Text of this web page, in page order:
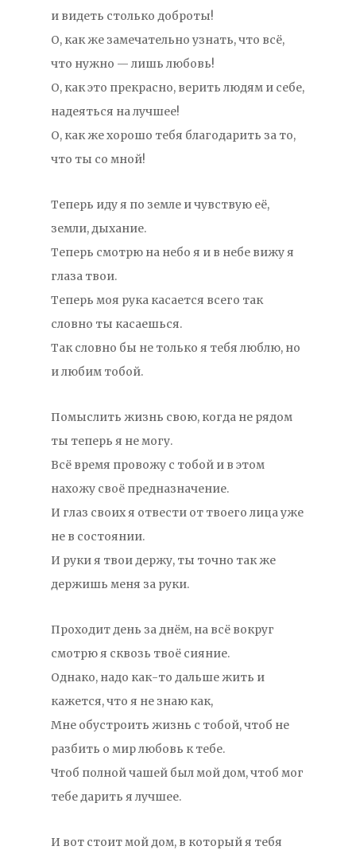
и видеть столько доброты!
О, как же замечательно узнать, что всё,
что нужно — лишь любовь!
О, как это прекрасно, верить людям и себе,
надеяться на лучшее!
О, как же хорошо тебя благодарить за то,
что ты со мной!
Теперь иду я по земле и чувствую её,
земли, дыхание.
Теперь смотрю на небо я и в небе вижу я
глаза твои.
Теперь моя рука касается всего так
словно ты касаешься.
Так словно бы не только я тебя люблю, но
и любим тобой.
Помыслить жизнь свою, когда не рядом
ты теперь я не могу.
Всё время провожу с тобой и в этом
нахожу своё предназначение.
И глаз своих я отвести от твоего лица уже
не в состоянии.
И руки я твои держу, ты точно так же
держишь меня за руки.
Проходит день за днём, на всё вокруг
смотрю я сквозь твоё сияние.
Однако, надо как-то дальше жить и
кажется, что я не знаю как,
Мне обустроить жизнь с тобой, чтоб не
разбить о мир любовь к тебе.
Чтоб полной чашей был мой дом, чтоб мог
тебе дарить я лучшее.
И вот стоит мой дом, в который я тебя